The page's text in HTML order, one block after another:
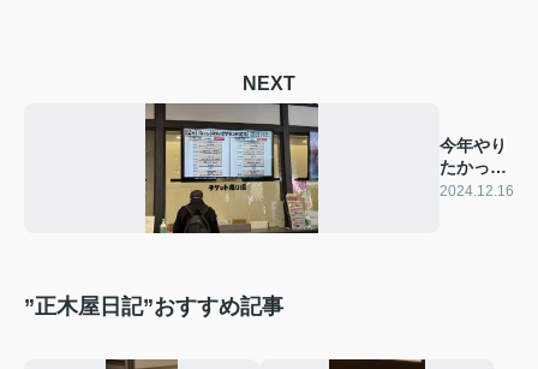
NEXT
今年やり
たかった
こと②
2024.12.16
”正木屋日記”おすすめ記事